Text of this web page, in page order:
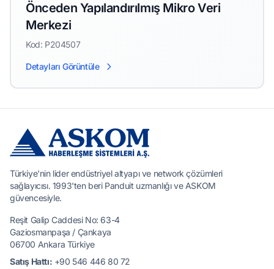
Önceden Yapılandırılmış Mikro Veri
Merkezi
Kod: P204507
Detayları Görüntüle
Türkiye'nin lider endüstriyel altyapı ve network çözümleri
sağlayıcısı. 1993'ten beri Panduit uzmanlığı ve ASKOM
güvencesiyle.
Reşit Galip Caddesi No: 63-4
Gaziosmanpaşa / Çankaya
06700 Ankara Türkiye
Satış Hattı: +90 546 446 80 72